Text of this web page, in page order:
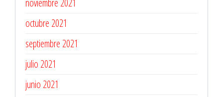
octubre 2021
septiembre 2021
julio 2021
junio 2021